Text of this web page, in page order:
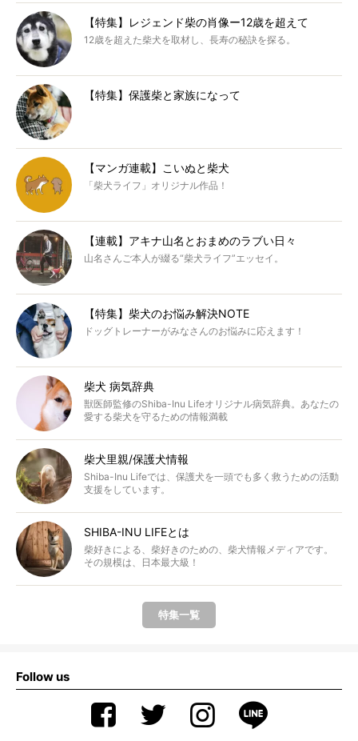
【特集】レジェンド柴の肖像ー12歳を超えて
12歳を超えた柴犬を取材し、長寿の秘訣を探る。
【特集】保護柴と家族になって
【マンガ連載】こいぬと柴犬
「柴犬ライフ」オリジナル作品！
【連載】アキナ山名とおまめのラブい日々
山名さんご本人が綴る“柴犬ライフ”エッセイ。
【特集】柴犬のお悩み解決NOTE
ドッグトレーナーがみなさんのお悩みに応えます！
柴犬 病気辞典
獣医師監修のShiba-Inu Lifeオリジナル病気辞典。あなたの
愛する柴犬を守るための情報満載
柴犬里親/保護犬情報
Shiba-Inu Lifeでは、保護犬を一頭でも多く救うための活動
支援をしています。
SHIBA-INU LIFEとは
柴好きによる、柴好きのための、柴犬情報メディアです。
その規模は、日本最大級！
特集一覧
Follow us